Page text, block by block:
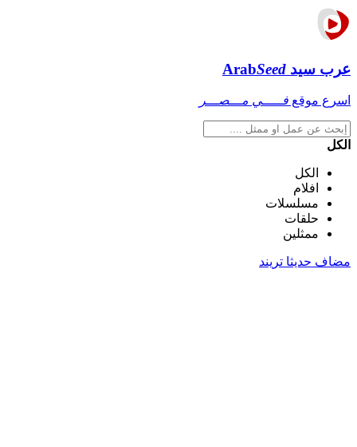
عرب سيد ArabSeed
اسرع موقع فـــــي مـــصـــر
الكل
الكل
افلام
مسلسلات
حلقات
ممثلين
مضاف حديثا تريند